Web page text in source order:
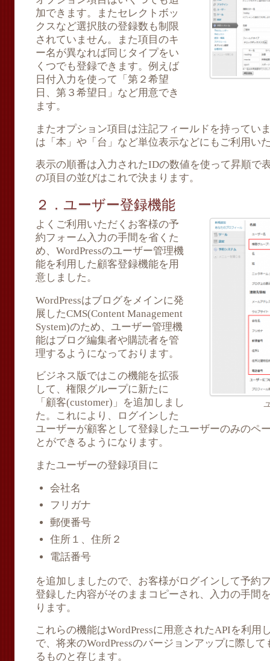
加できます。またセレクトボッ
クスなど選択肢の登録数も制限
されていません。また項目のキ
ー名が異なれば同じタイプをい
くつでも登録できます。例えば
日付入力を使って「第２希望
日、第３希望日」など用意でき
ます。
またオプション項目は注記フィールドを持ってい
は「本」や「台」など単位表示などにもご利用い
表示の順番は入力されたIDの数値を使って昇順で
の項目の並びはこれで決まります。
２．ユーザー登録機能
よくご利用いただくお客様の予
約フォーム入力の手間を省くた
め、WordPressのユーザー管理機
能を利用した顧客登録機能を用
意しました。
WordPressはブログをメインに発
展したCMS(Content Management
System)のため、ユーザー管理機
能はブログ編集者や購読者を管
理するようになっております。
ビジネス版ではこの機能を拡張
して、権限グループに新たに
「顧客(customer)」を追加しまし
た。これにより、ログインした
ユーザーが顧客として登録したユーザーのみのペ
とができるようになります。
またユーザーの登録項目に
会社名
フリガナ
郵便番号
住所１、住所２
電話番号
を追加しましたので、お客様がログインして予約
登録した内容がそのままコピーされ、入力の手間
ります。
これらの機能はWordPressに用意されたAPIを利用
で、将来のWordPressのバージョンアップに際し
るものと存じます。